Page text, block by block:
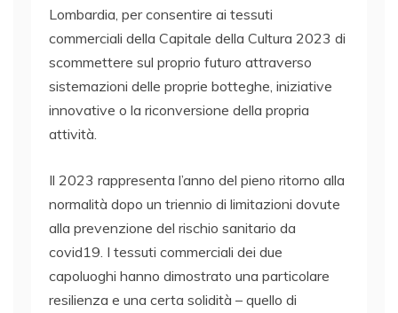
Lombardia, per consentire ai tessuti
commerciali della Capitale della Cultura 2023 di
scommettere sul proprio futuro attraverso
sistemazioni delle proprie botteghe, iniziative
innovative o la riconversione della propria
attività.
Il 2023 rappresenta l’anno del pieno ritorno alla
normalità dopo un triennio di limitazioni dovute
alla prevenzione del rischio sanitario da
covid19. I tessuti commerciali dei due
capoluoghi hanno dimostrato una particolare
resilienza e una certa solidità – quello di